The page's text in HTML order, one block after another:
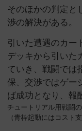
そのほかの判定と
渉の解決がある。
引いた遭遇のカー
デッキから引いた
ていき、戦闘では
保、交渉ではゲー
ば成功となり、報
チュートリアル用戦闘
（青枠起動にはコスト